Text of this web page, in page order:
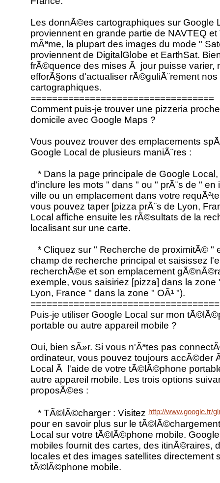
Les donnÃ©es cartographiques sur Google
proviennent en grande partie de NAVTEQ et
mÃªme, la plupart des images du mode "
proviennent de DigitalGlobe et EarthSat.
frÃ©quence des mises Ã jour puisse varier,
efforÃ§ons d'actualiser rÃ©guliÃ¨rement
cartographiques.
==================================
Comment puis-je trouver une pizzeria
domicile avec Google Maps ?
Vous pouvez trouver des emplacements
Google Local de plusieurs maniÃ¨res :
* Dans la page principale de Google Local,
d'inclure les mots " dans " ou " prÃ¨s de " en
ville ou un emplacement dans votre
vous pouvez taper [pizza prÃ¨s de Lyon,
Local affiche ensuite les rÃ©sultats de la
localisant sur une carte.
* Cliquez sur " Recherche de proximitÃ© "
champ de recherche principal et saisissez
recherchÃ©e et son emplacement
exemple, vous saisiriez [pizza] dans la zone
Lyon, France " dans la zone " OÃ¹ ").
Puis-je utiliser Google Local sur mon
portable ou autre appareil mobile ?
Oui, bien sÃ»r. Si vous n'Ãªtes pas
ordinateur, vous pouvez toujours accÃ©der
Local Ã l'aide de votre tÃ©lÃ©phone
autre appareil mobile. Les trois options
proposÃ©es :
* TÃ©lÃ©charger : Visitez http://www.google.fr/
pour en savoir plus sur le
Local sur votre tÃ©lÃ©phone mobile.
mobiles fournit des cartes, des itinÃ©raires,
locales et des images satellites directement
tÃ©lÃ©phone mobile.